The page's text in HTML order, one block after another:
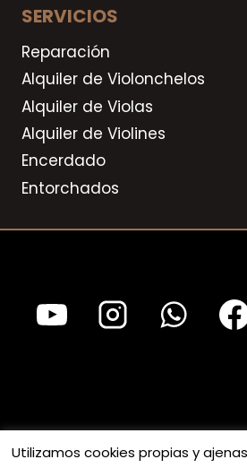
SERVICIOS
Reparación
Alquiler de Violonchelos
Alquiler de Violas
Alquiler de Violines
Encerdado
Entorchados
© 2025 Luthiers Clar S.L.
Utilizamos cookies propias y